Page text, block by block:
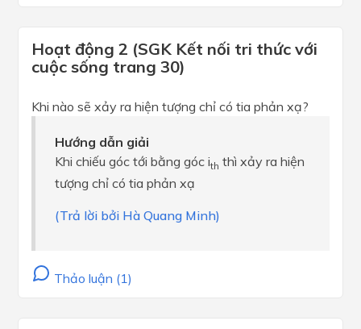
Hoạt động 2 (SGK Kết nối tri thức với
cuộc sống trang 30)
Khi nào sẽ xảy ra hiện tượng chỉ có tia phản xạ?
Hướng dẫn giải
Khi chiếu góc tới bằng góc ith thì xảy ra hiện
tượng chỉ có tia phản xạ
(Trả lời bởi Hà Quang Minh)
Thảo luận (1)